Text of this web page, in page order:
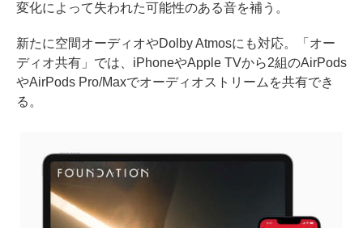
変化によって失われた可能性のある音を補う。
新たに空間オーディオやDolby Atmosにも対応。「オー
ディオ共有」では、iPhoneやApple TVから2組のAirPods
やAirPods Pro/Maxでオーディオストリームを共有でき
る。